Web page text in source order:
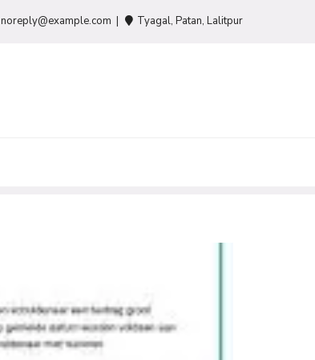
noreply@example.com Tyagal, Patan, Lalitpur